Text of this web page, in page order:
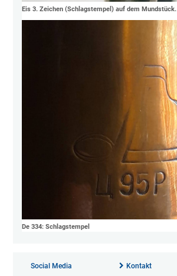
Eis 3. Zeichen (Schlagstempel) auf dem Mundstück.
De 334: Schlagstempel
Social Media Kontakt